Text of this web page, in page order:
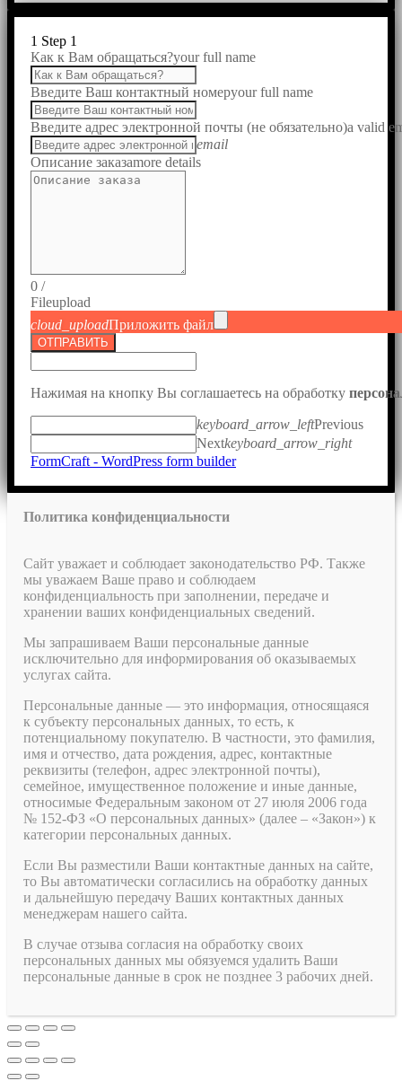
1 Step 1
Как к Вам обращаться?your full name
Введите Ваш контактный номерyour full name
Введите адрес электронной почты (не обязательно)a valid
email
Описание заказаmore details
0 /
Fileupload
cloud_uploadПриложить файл
ОТПРАВИТЬ
Нажимая на кнопку Вы соглашаетесь на обработку
keyboard_arrow_leftPrevious
Nextkeyboard_arrow_right
FormCraft - WordPress form builder
Политика конфиденциальности
Сайт уважает и соблюдает законодательство РФ. Также
мы уважаем Ваше право и соблюдаем
конфиденциальность при заполнении, передаче и
хранении ваших конфиденциальных сведений.
Мы запрашиваем Ваши персональные данные
исключительно для информирования об оказываемых
услугах сайта.
Персональные данные — это информация, относящаяся
к субъекту персональных данных, то есть, к
потенциальному покупателю. В частности, это фамилия,
имя и отчество, дата рождения, адрес, контактные
реквизиты (телефон, адрес электронной почты),
семейное, имущественное положение и иные данные,
относимые Федеральным законом от 27 июля 2006 года
№ 152-ФЗ «О персональных данных» (далее – «Закон») к
категории персональных данных.
Если Вы разместили Ваши контактные данных на сайте,
то Вы автоматически согласились на обработку данных
и дальнейшую передачу Ваших контактных данных
менеджерам нашего сайта.
В случае отзыва согласия на обработку своих
персональных данных мы обязуемся удалить Ваши
персональные данные в срок не позднее 3 рабочих дней.